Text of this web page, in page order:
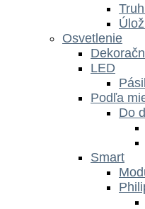
Osvetlenie
LED
Podľa
Do
Smart